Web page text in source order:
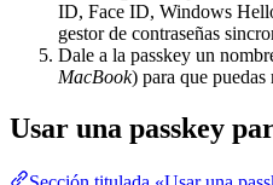
ID, Face ID, Windows
gestor de contraseñas
Dale a la passkey un
MacBook) para que puedas
Usar una passkey